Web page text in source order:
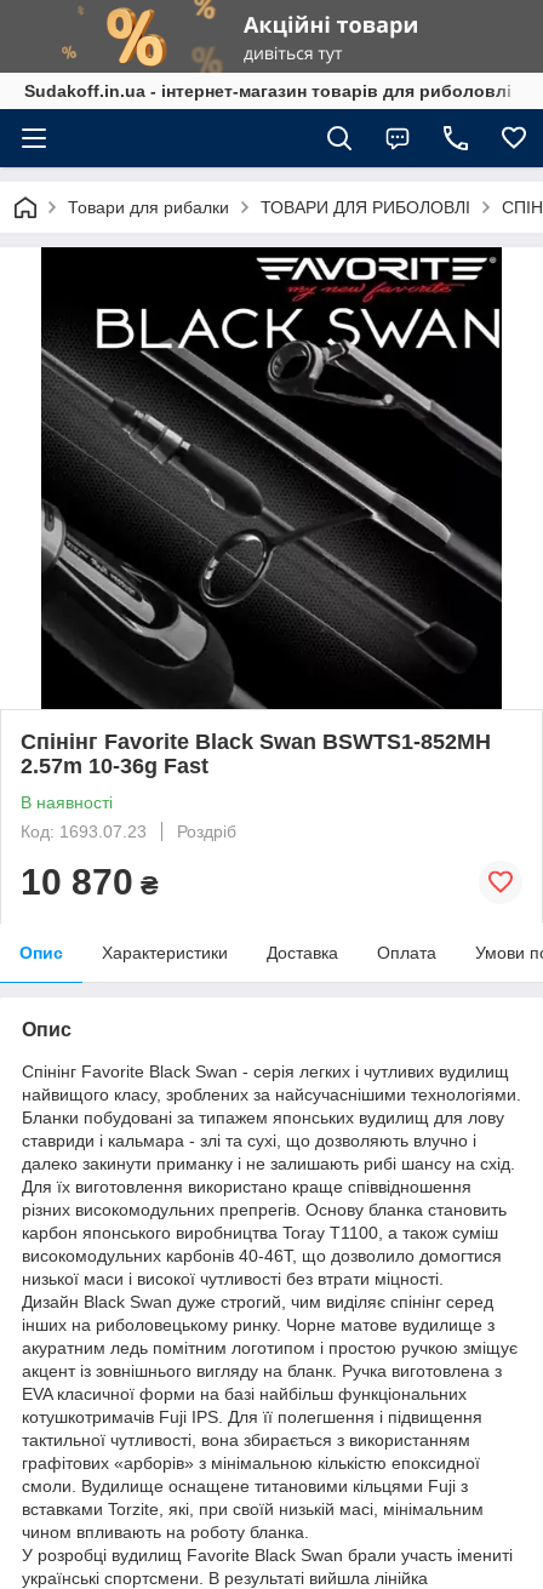
Sudakoff.in.ua - інтернет-магазин товарів для риболовлі
Товари для рибалки ТОВАРИ ДЛЯ РИБОЛОВЛІ
Спінінг Favorite Black Swan BSWTS1-852MH
2.57m 10-36g Fast
В наявності
Код: 1693.07.23
Роздріб
10 870 ₴
Опис Характеристики Доставка Оплата Умови
Опис
Спінінг Favorite Black Swan - серія легких і чутливих вудилищ
найвищого класу, зроблених за найсучаснішими технологіями.
Бланки побудовані за типажем японських вудилищ для лову
ставриди і кальмара - злі та сухі, що дозволяють влучно і
далеко закинути приманку і не залишають рибі шансу на схід.
Для їх виготовлення використано краще співвідношення
різних високомодульних препрегів. Основу бланка становить
карбон японського виробництва Toray Т1100, а також суміш
високомодульних карбонів 40-46T, що дозволило домогтися
низької маси і високої чутливості без втрати міцності.
Дизайн Black Swan дуже строгий, чим виділяє спінінг серед
інших на риболовецькому ринку. Чорне матове вудилище з
акуратним ледь помітним логотипом і простою ручкою зміщує
акцент із зовнішнього вигляду на бланк. Ручка виготовлена з
EVA класичної форми на базі найбільш функціональних
котушкотримачів Fuji IPS. Для її полегшення і підвищення
тактильної чутливості, вона збирається з використанням
графітових «арборів» з мінімальною кількістю епоксидної
смоли. Вудилище оснащене титановими кільцями Fuji з
вставками Torzite, які, при своїй низькій масі, мінімальним
чином впливають на роботу бланка.
У розробці вудилищ Favorite Black Swan брали участь імениті
українські спортсмени. В результаті вийшла лінійка